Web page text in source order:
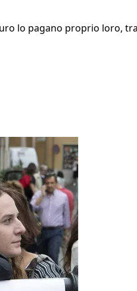
lo pagano proprio loro,